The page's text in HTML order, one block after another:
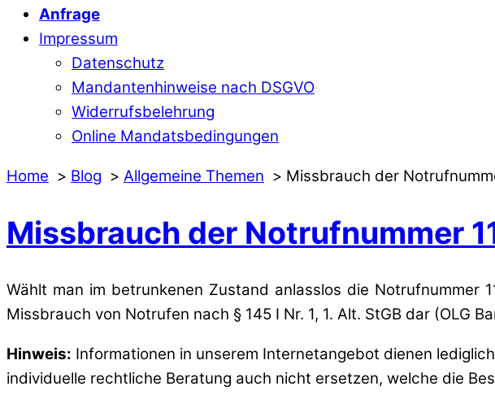
Anfrage
Impressum
Datenschutz
Mandantenhinweise nach DSGVO
Widerrufsbelehrung
Online Mandatsbedingungen
Home Blog Allgemeine Themen Missbrauch der
Missbrauch der Notrufnummer
Wählt man im betrunkenen Zustand anlasslos die
Missbrauch von Notrufen nach § 145 I Nr. 1, 1. Alt. StGB dar (OLG
Hinweis: Informationen in unserem Internetangebot dienen
individuelle rechtliche Beratung auch nicht ersetzen, welche die